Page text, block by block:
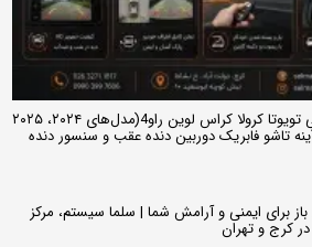
راهنمای جامع آپشن‌های تخصصی تویوتا کرولا کراس لوین راو4(مدل‌های ۲۰۲۴، ۲۰۲۵
۳۶۰ درجه تا آینه تاشو فابریک دوربین دنده عقب و سنسور دنده
چشمی باز برای ایمنی و آرامش شما | سلما سیستم، مرکز
کرج و تهران